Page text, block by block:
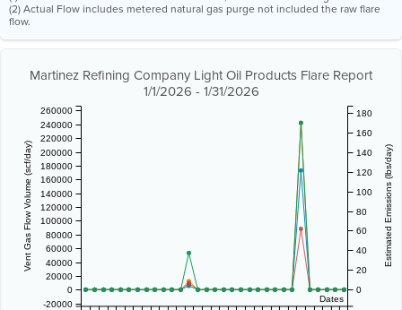
(2) Actual Flow includes metered natural gas purge not included the raw flare
flow.
Martinez Refining Company Light Oil Products Flare Report
1/1/2026 - 1/31/2026
Dates
Vent Gas Flow Volume (scf/day)
-20000
0
20000
40000
60000
80000
100000
120000
140000
160000
180000
200000
220000
240000
260000
Estimated Emissions (lbs/day)
0
20
40
60
80
100
120
140
160
180